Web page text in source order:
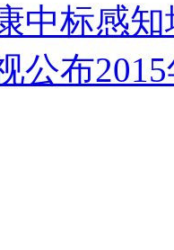
中标感知
公布